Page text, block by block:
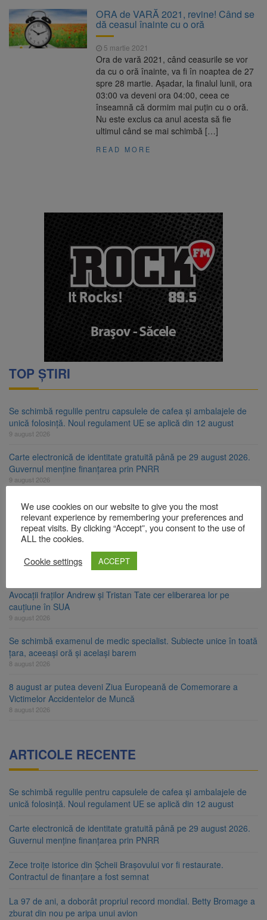
propriul record mondial. Betty Bromage a
zburat din nou pe aripa unui avion
9 august 2026
Avocații fraților Andrew și
Tristan Tate cer eliberarea lor pe cauțiune în
Se schimbă examenul de
medic specialist. Subiecte unice în toată țara,
aceeași oră și același barem
Se schimbă regulile pentru
ORA de VARĂ 2021, revine! Când se
dă ceasul înainte cu o oră
5 martie 2021
Ora de vară 2021, când ceasurile se vor
da cu o oră înainte, va fi în noaptea de 27
spre 28 martie. Așadar, la finalul lunii, ora
03:00 va deveni ora 04:00, ceea ce
înseamnă că dormim mai puțin cu o oră.
Nu este exclus ca anul acesta să fie
ultimul când se mai schimbă […]
READ MORE
TOP ȘTIRI
Se schimbă regulile pentru capsulele de cafea și ambalajele de
unică folosință. Noul regulament UE se aplică din 12 august
9 august 2026
Carte electronică de identitate gratuită până pe 29 august 2026.
Guvernul menține finanțarea prin PNRR
9 august 2026
Zece troițe istorice din Șcheii Brașovului vor fi restaurate.
Contractul de finanțare a fost semnat
9 august 2026
La 97 de ani, a doborât propriul record mondial. Betty Bromage a
zburat din nou pe aripa unui avion
Avocații fraților Andrew și Tristan Tate cer eliberarea lor pe
cauțiune în SUA
9 august 2026
Se schimbă examenul de medic specialist. Subiecte unice în toată
țara, aceeași oră și același barem
8 august 2026
8 august ar putea deveni Ziua Europeană de Comemorare a
Victimelor Accidentelor de Muncă
8 august 2026
ARTICOLE RECENTE
Se schimbă regulile pentru capsulele de cafea și ambalajele de
unică folosință. Noul regulament UE se aplică din 12 august
Carte electronică de identitate gratuită până pe 29 august 2026.
Guvernul menține finanțarea prin PNRR
Zece troițe istorice din Șcheii Brașovului vor fi restaurate.
Contractul de finanțare a fost semnat
La 97 de ani, a doborât propriul record mondial. Betty Bromage a
zburat din nou pe aripa unui avion
We use cookies on our website to give you the most
relevant experience by remembering your preferences and
repeat visits. By clicking “Accept”, you consent to the use of
ALL the cookies.
Cookie settings
ACCEPT